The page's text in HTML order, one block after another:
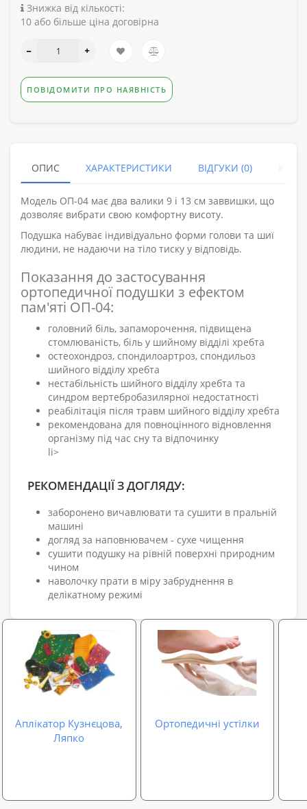
Знижка від кількості:
10 або більше ціна договірна
ПОВІДОМИТИ ПРО НАЯВНІСТЬ
ОПИС ХАРАКТЕРИСТИКИ ВІДГУКИ (0)
Модель ОП-04 має два валики 9 і 13 см заввишки, що
дозволяє вибрати свою комфортну висоту.
Подушка набуває індивідуально форми голови та шиї
людини, не надаючи на тіло тиску у відповідь.
Показання до застосування
ортопедичної подушки з ефектом
пам'яті ОП-04:
головний біль, запаморочення, підвищена
стомлюваність, біль у шийному відділі хребта
остеохондроз, спондилоартроз, спондильоз
шийного відділу хребта
нестабільність шийного відділу хребта та
синдром вертебробазилярної недостатності
реабілітація після травм шийного відділу хребта
рекомендована для повноцінного відновлення
організму під час сну та відпочинку
li>
РЕКОМЕНДАЦІЇ З ДОГЛЯДУ:
заборонено вичавлювати та сушити в пральній
машині
догляд за наповнювачем - сухе чищення
сушити подушку на рівній поверхні природним
чином
наволочку прати в міру забруднення в
делікатному режимі
Аплікатор Кузнєцова,
Ляпко
Ортопедичні устілки